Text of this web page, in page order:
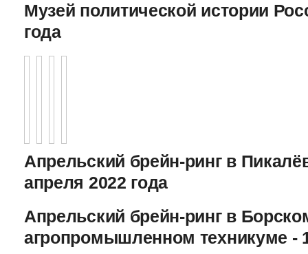
Музей политической истории
года
Апрельский брейн-ринг в
апреля 2022 года
Апрельский брейн-ринг в
агропромышленном техникуме -